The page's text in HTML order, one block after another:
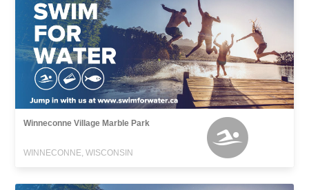
Winneconne Village Marble Park
WINNECONNE, WISCONSIN